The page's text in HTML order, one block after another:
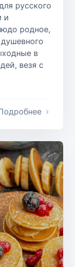
русского
и
родное,
в
везя с